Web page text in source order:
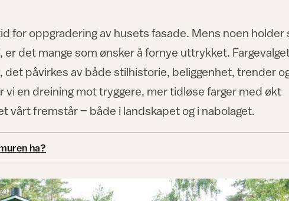
for oppgradering av husets fasade. Mens noen holder
det mange som ønsker å fornye uttrykket.
det påvirkes av både stilhistorie, beliggenhet, trender
vi en dreining mot tryggere, mer tidløse farger med økt
vårt fremstår – både i landskapet og i nabolaget.
ha?